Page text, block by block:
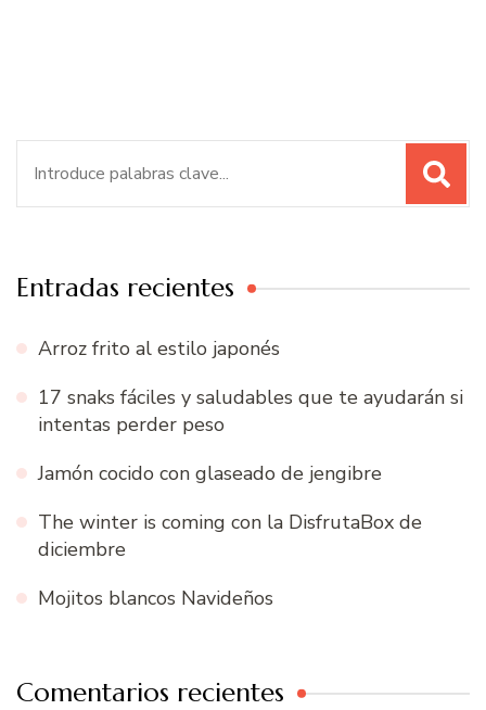
Entradas recientes
Arroz frito al estilo japonés
17 snaks fáciles y saludables que te ayudarán si
intentas perder peso
Jamón cocido con glaseado de jengibre
The winter is coming con la DisfrutaBox de
diciembre
Mojitos blancos Navideños
Comentarios recientes